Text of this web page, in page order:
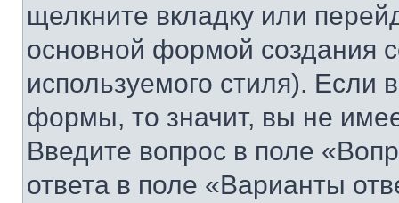
щелкните вкладку или
основной формой создания
используемого стиля). Если
формы, то значит, вы не
Введите вопрос в поле
ответа в поле «Варианты